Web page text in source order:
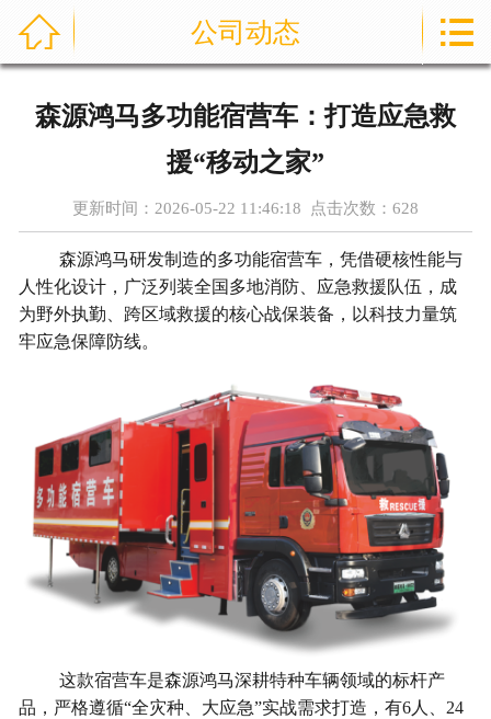
成功案例
资讯中心
售后服务
联系我们
公司实力
 公司动态 
森源鸿马多功能宿营车：打造应急救
援“移动之家”
更新时间：2026-05-22 11:46:18 点击次数： 628
森源鸿马研发制造的多功能宿营车，凭借硬核性能与
人性化设计，广泛列装全国多地消防、应急救援队伍，成
为野外执勤、跨区域救援的核心战保装备，以科技力量筑
牢应急保障防线。
这款宿营车是森源鸿马深耕特种车辆领域的标杆产
品，严格遵循“全灾种、大应急”实战需求打造，有6人、24